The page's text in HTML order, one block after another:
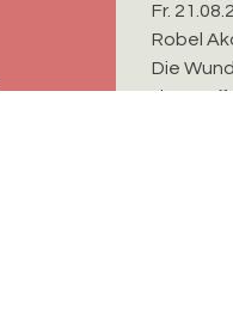
Fr.
Robel
Die
der